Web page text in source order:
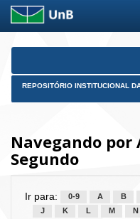
Skip
REPOSITÓRIO INSTITUCIONAL
Navegando
Segundo
Ir para: 0-9 A B
J
K L M N